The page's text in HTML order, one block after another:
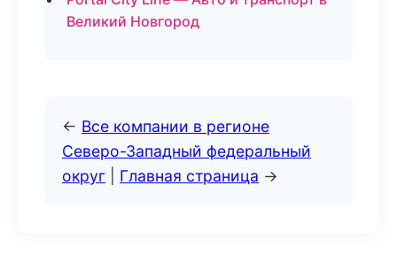
Великий Новгород
← Все компании в регионе
Северо-Западный федеральный
округ
Главная страница →